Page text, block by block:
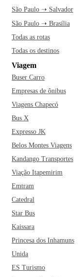
São Paulo ➝ Salvador
São Paulo ➝ Brasília
Todas as rotas
Todas os destinos
Viagem
Buser Carro
Empresas de ônibus
Viagens Chapecó
Bus X
Expresso JK
Belos Montes Viagens
Kandango Transportes
Viação Itapemirim
Emtram
Catedral
Star Bus
Kaissara
Princesa dos Inhamuns
Unida
ES Turismo